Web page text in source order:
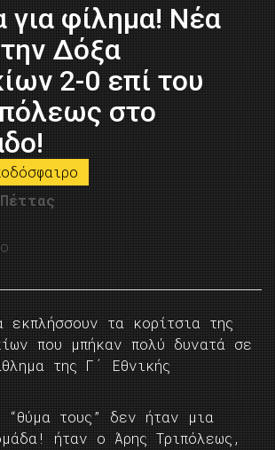
για φίλημα! Νέα
την Δόξα
2-0 επί του
στο
εκπλήσσουν τα κορίτσια της
που μπήκαν πολύ δυνατά σε
της Γ΄ Εθνικής
“θύμα τους” δεν ήταν μια
ήταν ο Άρης Τριπόλεως,